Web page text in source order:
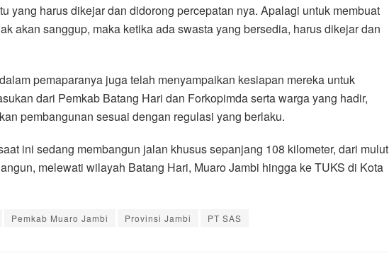
yang harus dikejar dan didorong percepatan nya. Apalagi untuk membuat
akan sanggup, maka ketika ada swasta yang bersedia, harus dikejar dan
pemaparanya juga telah menyampaikan kesiapan mereka untuk
dari Pemkab Batang Hari dan Forkopimda serta warga yang hadir,
pembangunan sesuai dengan regulasi yang berlaku.
ini sedang membangun jalan khusus sepanjang 108 kilometer, dari mulut
melewati wilayah Batang Hari, Muaro Jambi hingga ke TUKS di Kota
Pemkab Muaro Jambi Provinsi Jambi PT SAS